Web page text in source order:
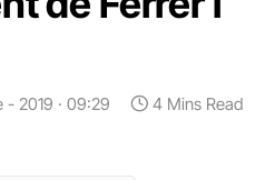
- 2019 · 09:29 4 Mins Read